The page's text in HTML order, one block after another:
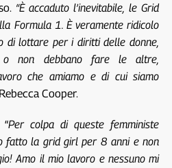
“È accaduto l’inevitabile, le Grid
Formula 1. È veramente ridicolo
di lottare per i diritti delle donne,
o non debbano fare le altre,
che amiamo e di cui siamo
Cooper.
“Per colpa di queste femministe
fatto la grid girl per 8 anni e non
Amo il mio lavoro e nessuno mi